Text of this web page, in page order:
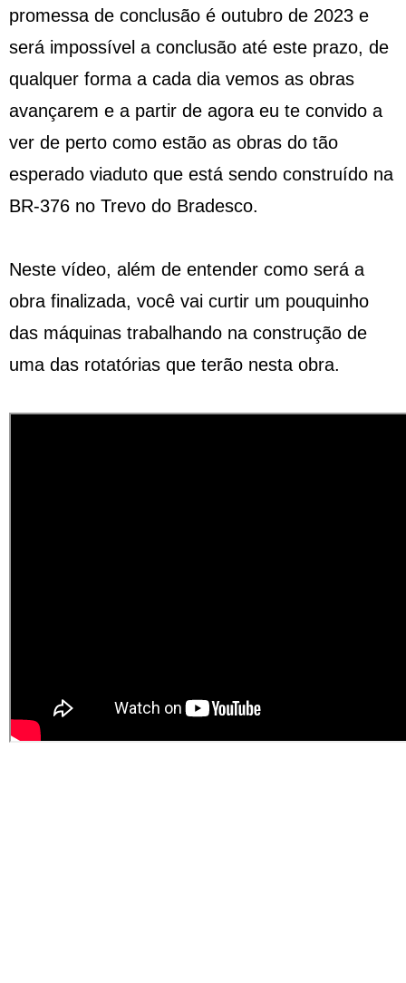
promessa de conclusão é outubro de 2023 e
será impossível a conclusão até este prazo, de
qualquer forma a cada dia vemos as obras
avançarem e a partir de agora eu te convido a
ver de perto como estão as obras do tão
esperado viaduto que está sendo construído na
BR-376 no Trevo do Bradesco.
Neste vídeo, além de entender como será a
obra finalizada, você vai curtir um pouquinho
das máquinas trabalhando na construção de
uma das rotatórias que terão nesta obra.